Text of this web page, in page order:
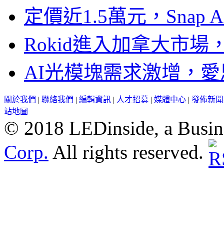
定價近1.5萬元，Snap
Rokid進入加拿大市場
AI光模塊需求激增，
關於我們 | 聯絡我們 | 編輯資訊 | 人才招募 | 媒體中心 | 發佈新
站地圖
© 2018 LEDinside, a
Corp. All rights reserved.